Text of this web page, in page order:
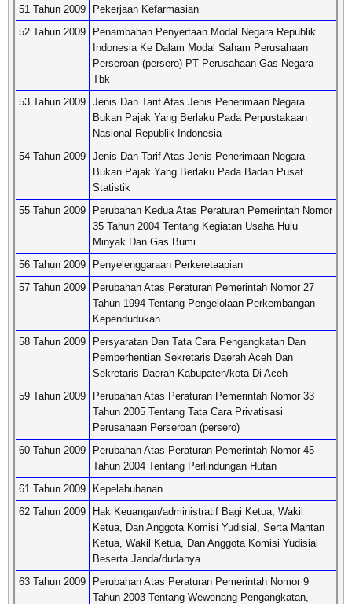
51 Tahun 2009
Pekerjaan Kefarmasian
52 Tahun 2009
Penambahan Penyertaan Modal Negara Republik
Indonesia Ke Dalam Modal Saham Perusahaan
Perseroan (persero) PT Perusahaan Gas Negara
Tbk
53 Tahun 2009 Jenis Dan Tarif Atas Jenis Penerimaan Negara
Bukan Pajak Yang Berlaku Pada Perpustakaan
Nasional Republik Indonesia
54 Tahun 2009 Jenis Dan Tarif Atas Jenis Penerimaan Negara
Bukan Pajak Yang Berlaku Pada Badan Pusat
Statistik
55 Tahun 2009
Perubahan Kedua Atas Peraturan Pemerintah Nomor
35 Tahun 2004 Tentang Kegiatan Usaha Hulu
Minyak Dan Gas Bumi
56 Tahun 2009
Penyelenggaraan Perkeretaapian
57 Tahun 2009
Perubahan Atas Peraturan Pemerintah Nomor 27
Tahun 1994 Tentang Pengelolaan Perkembangan
Kependudukan
58 Tahun 2009
Persyaratan Dan Tata Cara Pengangkatan Dan
Pemberhentian Sekretaris Daerah Aceh Dan
Sekretaris Daerah Kabupaten/kota Di Aceh
59 Tahun 2009
Perubahan Atas Peraturan Pemerintah Nomor 33
Tahun 2005 Tentang Tata Cara Privatisasi
Perusahaan Perseroan (persero)
60 Tahun 2009
Perubahan Atas Peraturan Pemerintah Nomor 45
Tahun 2004 Tentang Perlindungan Hutan
61 Tahun 2009
Kepelabuhanan
62 Tahun 2009
Hak Keuangan/administratif Bagi Ketua, Wakil
Ketua, Dan Anggota Komisi Yudisial, Serta Mantan
Ketua, Wakil Ketua, Dan Anggota Komisi Yudisial
Beserta Janda/dudanya
63 Tahun 2009
Perubahan Atas Peraturan Pemerintah Nomor 9
Tahun 2003 Tentang Wewenang Pengangkatan,